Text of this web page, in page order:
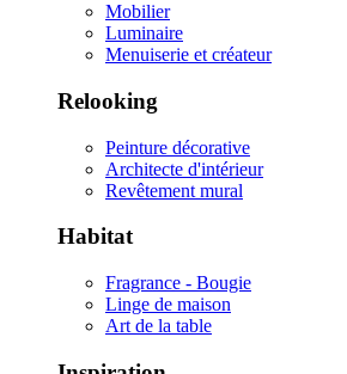
Mobilier
Luminaire
Menuiserie et créateur
Relooking
Peinture décorative
Architecte d'intérieur
Revêtement mural
Habitat
Fragrance - Bougie
Linge de maison
Art de la table